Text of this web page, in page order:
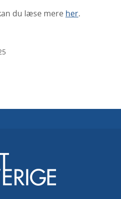
du læse mere her.